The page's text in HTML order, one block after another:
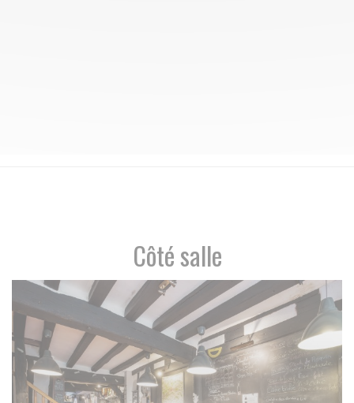
Côté salle